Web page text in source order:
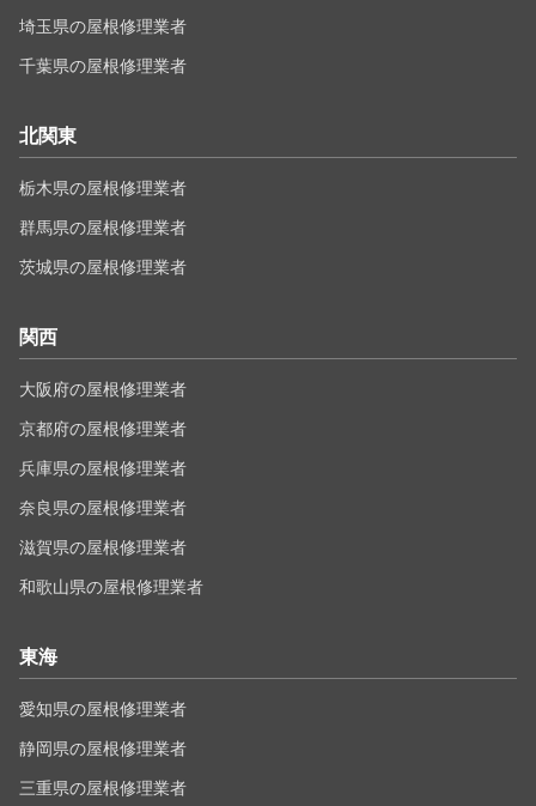
埼玉県の屋根修理業者
千葉県の屋根修理業者
北関東
栃木県の屋根修理業者
群馬県の屋根修理業者
茨城県の屋根修理業者
関西
大阪府の屋根修理業者
京都府の屋根修理業者
兵庫県の屋根修理業者
奈良県の屋根修理業者
滋賀県の屋根修理業者
和歌山県の屋根修理業者
東海
愛知県の屋根修理業者
静岡県の屋根修理業者
三重県の屋根修理業者